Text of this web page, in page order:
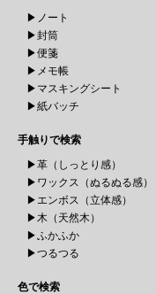
▶ノート
▶封筒
▶便箋
▶メモ帳
▶マスキングシート
▶紙バッチ
手触りで検索
▶革（しっとり感）
▶ワックス（ぬるぬる感）
▶エンボス（立体感）
▶木（天然木）
▶ふかふか
▶つるつる
色で検索